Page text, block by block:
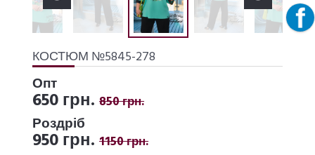
КОСТЮМ №5845-278
Опт
650 грн. 850 грн.
Роздріб
950 грн. 1150 грн.